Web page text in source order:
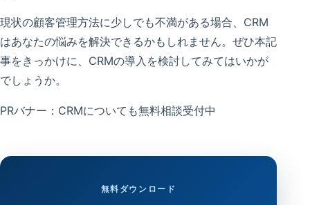
現状の顧客管理方法に少しでも不満がある場合、CRM
はあなたの悩みを解決できるかもしれません。ぜひ本記
事をきっかけに、CRMの導入を検討してみてはいかが
でしょうか。
PRバナー：CRMについても無料相談受付中
無料ダウンロード